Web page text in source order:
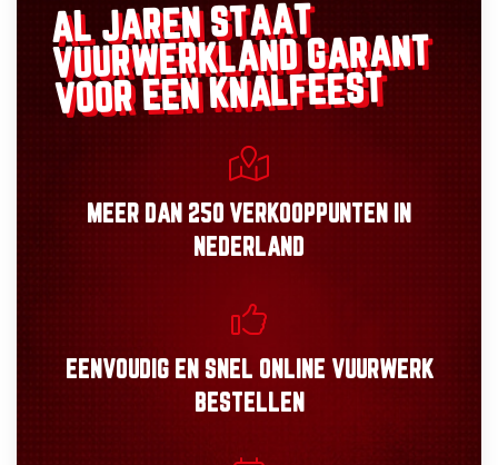
AL JAREN STAAT
VUURWERKLANDGARANT
VOOR EEN KNALFEEST
MEER DAN 250 VERKOOPPUNTEN
IN
NEDERLAND
EENVOUDIGEN SNEL ONLINE VUURWERK
BESTELLEN